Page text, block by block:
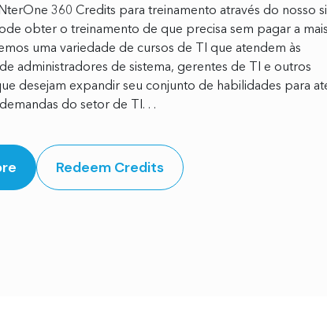
360 ​​Credits para treinamento através do nosso
obter o treinamento de que precisa sem pagar a
uma variedade de cursos de TI que atendem às
administradores de sistema, gerentes de TI e outros
desejam expandir seu conjunto de habilidades para
do setor de TI. . .
Redeem Credits